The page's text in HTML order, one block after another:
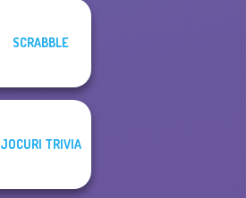
SCRABBLE
JOCURI TRIVIA